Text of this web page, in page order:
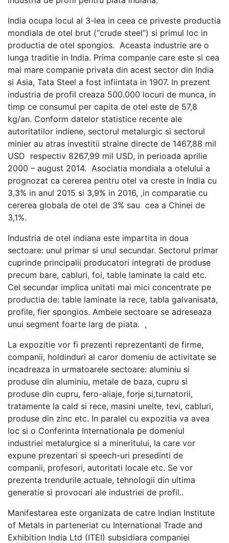
India ocupa locul al 3-lea in ceea ce priveste productia
mondiala de otel brut (“crude steel”) si primul loc in
productia de otel spongios. Aceasta industrie are o
lunga traditie in India. Prima companie care este si cea
mai mare companie privata din acest sector din India
si Asia, Tata Steel a fost infiintata in 1907. In prezent
industria de profil creaza 500.000 locuri de munca, in
timp ce consumul per capita de otel este de 57,8
kg/an. Conform datelor statistice recente ale
autoritatilor indiene, sectorul metalurgic si sectorul
minier au atras investitii straine directe de 1467,88 mil
USD respectiv 8267,99 mil USD, in perioada aprilie
2000 – august 2014. Asociatia mondiala a otelului a
prognozat ca cererea pentru otel va creste in India cu
3,3% in anul 2015 si 3,9% in 2016, ,in comparatie cu
cererea globala de otel de 3% sau cea a Chinei de
3,1%.
Industria de otel indiana este impartita in doua
sectoare: unul primar si unul secundar. Sectorul primar
cuprinde principalii producatori integrati de produse
precum bare, cabluri, foi, table laminate la cald etc.
Cel secundar implica unitati mai mici concentrate pe
productia de: table laminate la rece, tabla galvanisata,
profile, fier spongios. Ambele sectoare se adreseaza
unui segment foarte larg de piata. ,
La expozitie vor fi prezenti reprezentanti de firme,
companii, holdinduri al caror domeniu de activitate se
incadreaza in urmatoarele sectoare: aluminiu si
produse din aluminiu, metale de baza, cupru si
produse din cupru, fero-aliaje, forje si,turnatorii,
tratamente la cald si rece, masini unelte, tevi, cabluri,
produse din zinc etc. In paralel cu expozitia va avea
loc si o Conferinta Internationala pe domeniul
industriei metalurgice si a mineritului, la care vor
expune prezentari si speech-uri presedinti de
companii, profesori, autoritati locale etc. Se vor
prezenta trendurile actuale, tehnologii din ultima
generatie si provocari ale industriei de profil..
Manifestarea este organizata de catre Indian Institute
of Metals in parteneriat cu International Trade and
Exhibition India Ltd (ITEI) subsidiara companiei